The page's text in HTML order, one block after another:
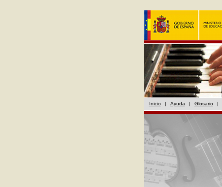
Inicio | Ayuda | Glosario |